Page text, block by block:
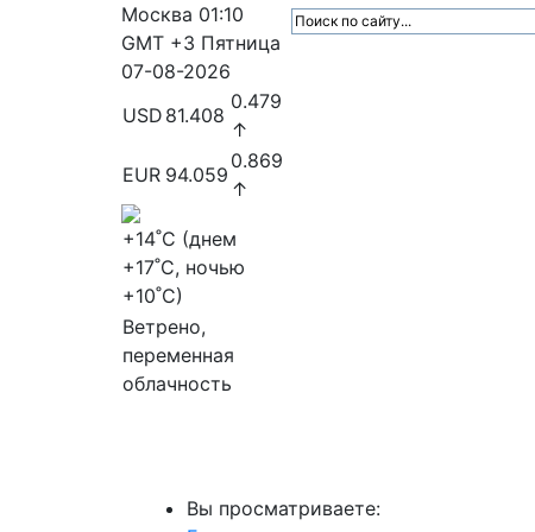
Москва 01:10
GMT +3 Пятница
07-08-2026
USD 81.408
0.479
↑
EUR 94.059
0.869
↑
+14˚C (днем
+17˚C, ночью
+10˚C)
Ветрено,
переменная
облачность
Вы просматриваете: